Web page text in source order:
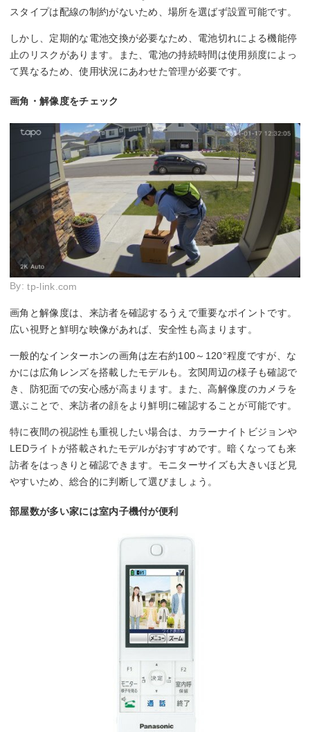
スタイプは配線の制約がないため、場所を選ばず設置可能です。
しかし、定期的な電池交換が必要なため、電池切れによる機能停
止のリスクがあります。また、電池の持続時間は使用頻度によっ
て異なるため、使用状況にあわせた管理が必要です。
画角・解像度をチェック
By:tp-link.com
画角と解像度は、来訪者を確認するうえで重要なポイントです。
広い視野と鮮明な映像があれば、安全性も高まります。
一般的なインターホンの画角は左右約100～120°程度ですが、な
かには広角レンズを搭載したモデルも。玄関周辺の様子も確認で
き、防犯面での安心感が高まります。また、高解像度のカメラを
選ぶことで、来訪者の顔をより鮮明に確認することが可能です。
特に夜間の視認性も重視したい場合は、カラーナイトビジョンや
LEDライトが搭載されたモデルがおすすめです。暗くなっても来
訪者をはっきりと確認できます。モニターサイズも大きいほど見
やすいため、総合的に判断して選びましょう。
部屋数が多い家には室内子機付が便利